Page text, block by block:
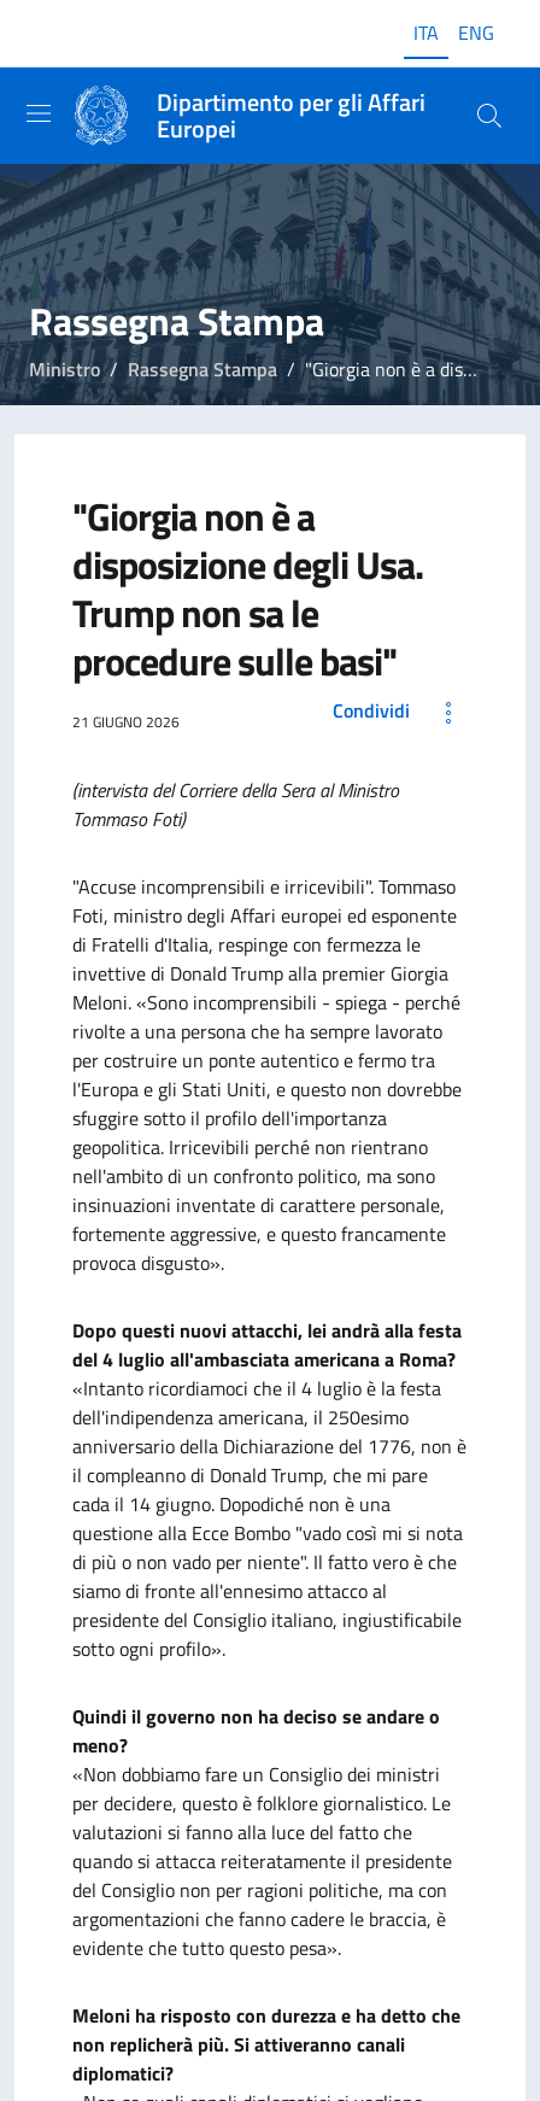
ITA ENG
Dipartimento per gli Affari
Europei
Rassegna Stampa
Ministro Rassegna Stampa "Giorgia non è a disposizione degli Usa. Trump non sa le procedure sulle basi"
"Giorgia non è a
disposizione degli Usa.
Trump non sa le
procedure sulle basi"
21 GIUGNO 2026 Condividi
(intervista del Corriere della Sera al Ministro
Tommaso Foti)
"Accuse incomprensibili e irricevibili". Tommaso
Foti, ministro degli Affari europei ed esponente
di Fratelli d'Italia, respinge con fermezza le
invettive di Donald Trump alla premier Giorgia
Meloni. «Sono incomprensibili - spiega - perché
rivolte a una persona che ha sempre lavorato
per costruire un ponte autentico e fermo tra
l'Europa e gli Stati Uniti, e questo non dovrebbe
sfuggire sotto il profilo dell'importanza
geopolitica. Irricevibili perché non rientrano
nell'ambito di un confronto politico, ma sono
insinuazioni inventate di carattere personale,
fortemente aggressive, e questo francamente
provoca disgusto».
Dopo questi nuovi attacchi, lei andrà alla festa
del 4 luglio all'ambasciata americana a Roma?
«Intanto ricordiamoci che il 4 luglio è la festa
dell'indipendenza americana, il 250esimo
anniversario della Dichiarazione del 1776, non è
il compleanno di Donald Trump, che mi pare
cada il 14 giugno. Dopodiché non è una
questione alla Ecce Bombo "vado così mi si nota
di più o non vado per niente". Il fatto vero è che
siamo di fronte all'ennesimo attacco al
presidente del Consiglio italiano, ingiustificabile
sotto ogni profilo».
Quindi il governo non ha deciso se andare o
meno?
«Non dobbiamo fare un Consiglio dei ministri
per decidere, questo è folklore giornalistico. Le
valutazioni si fanno alla luce del fatto che
quando si attacca reiteratamente il presidente
del Consiglio non per ragioni politiche, ma con
argomentazioni che fanno cadere le braccia, è
evidente che tutto questo pesa».
Meloni ha risposto con durezza e ha detto che
non replicherà più. Si attiveranno canali
diplomatici?